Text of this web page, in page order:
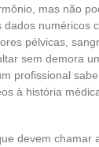
mas não
dados numéricos
pélvicas,
sem demora
profissional
à história
devem chamar